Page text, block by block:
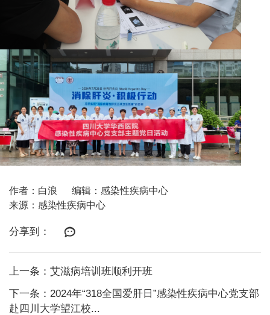
作者：白浪
编辑：感染性疾病中心
来源：感染性疾病中心
分享到：
上一条：艾滋病培训班顺利开班
下一条：2024年“318全国爱肝日”感染性疾病中心党支部
赴四川大学望江校...